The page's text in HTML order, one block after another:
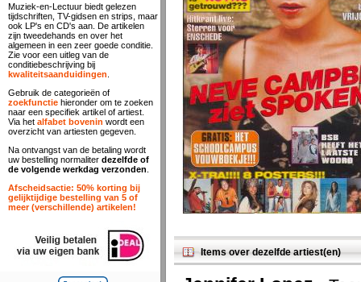
Items over dezelfde artiest(en)
Muziek-en-Lectuur biedt gelezen
tijdschriften, TV-gidsen en strips, maar
ook LP's en CD's aan. De artikelen
zijn tweedehands en over het
algemeen in een zeer goede conditie.
Zie voor een uitleg van de
conditiebeschrijving bij
kwaliteitsaanduidingen
Gebruik de categorieën of
zoekfunctie hieronder om te zoeken
naar een specifiek artikel of artiest.
Via het alfabet bovenin wordt een
overzicht van artiesten gegeven.
Na ontvangst van de betaling wordt
uw bestelling normaliter dezelfde of
de volgende werkdag verzonden
Afscheidsactie: 50% korting bij
gelijktijdige bestelling van 5 of
meer (verschillende) artikelen!